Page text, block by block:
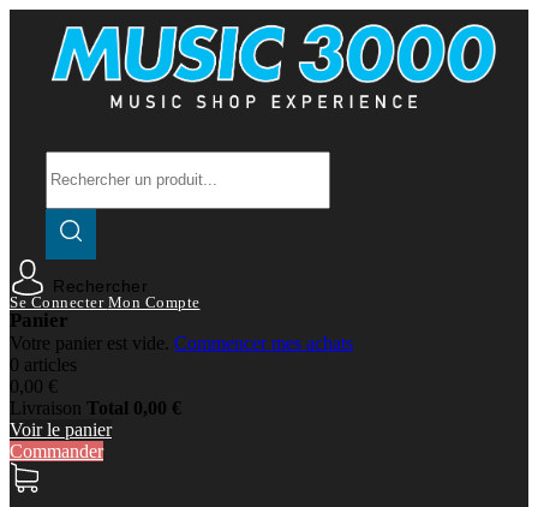
Rechercher
Se Connecter Mon Compte
Panier
Votre panier est vide. Commencer mes achats
0 articles
0,00 €
Livraison Total 0,00 €
Voir le panier
Commander